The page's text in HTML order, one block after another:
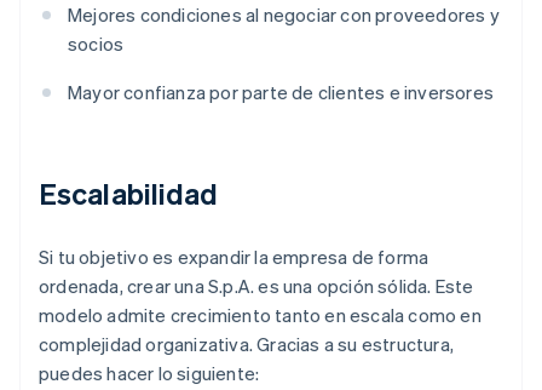
Mejores condiciones al negociar con proveedores y
socios
Mayor confianza por parte de clientes e inversores
Escalabilidad
Si tu objetivo es expandir la empresa de forma
ordenada, crear una S.p.A. es una opción sólida. Este
modelo admite crecimiento tanto en escala como en
complejidad organizativa. Gracias a su estructura,
puedes hacer lo siguiente: